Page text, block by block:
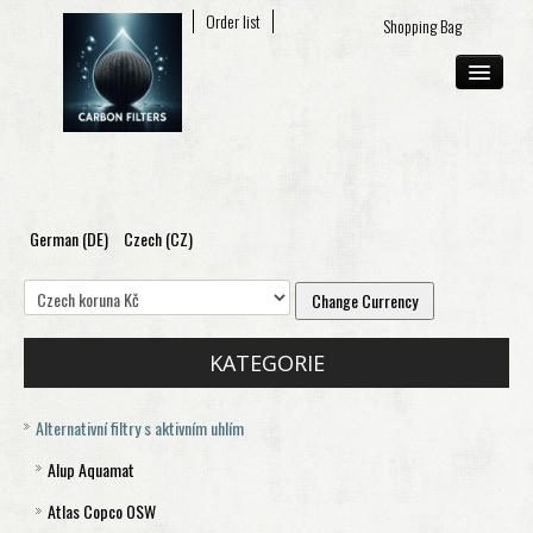
Shopping Bag
My account Order list
ABOUT US
E-SHOP
German (DE) Czech (CZ)
KATEGORIE
Alternativní filtry s aktivním uhlím
Alup Aquamat
Aquamat 120
Atlas Copco OSW